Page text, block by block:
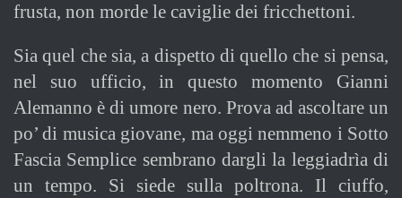
frusta, non morde le caviglie dei fricchettoni.
Sia quel che sia, a dispetto di quello che si pensa,
nel suo ufficio, in questo momento Gianni
Alemanno è di umore nero. Prova ad ascoltare un
po’ di musica giovane, ma oggi nemmeno i Sotto
Fascia Semplice sembrano dargli la leggiadrìa di
un tempo. Si siede sulla poltrona. Il ciuffo,